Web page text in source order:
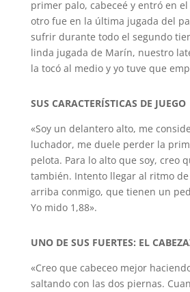
primer palo, cabeceé y entró en
otro fue en la última jugada del
sufrir durante todo el segundo
linda jugada de Marín, nuestro
la tocó al medio y yo tuve que
SUS CARACTERÍSTICAS DE JUEGO
«Soy un delantero alto, me
luchador, me duele perder la
pelota. Para lo alto que soy, creo
también. Intento llegar al ritmo
arriba conmigo, que tienen un
Yo mido 1,88».
UNO DE SUS FUERTES: EL
«Creo que cabeceo mejor
saltando con las dos piernas.